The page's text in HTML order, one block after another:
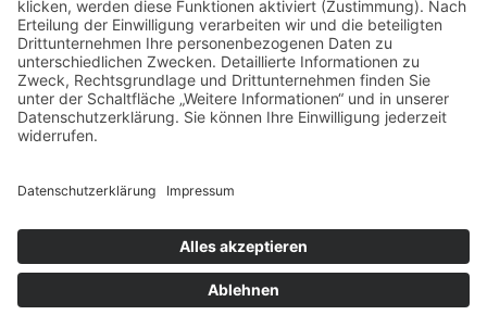
AGB
Cookie-Einstellungen
Jobs & Karriere
SOCIAL